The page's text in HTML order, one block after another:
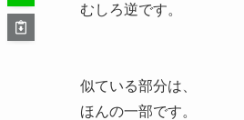
むしろ逆です。
似ている部分は、
ほんの一部です。